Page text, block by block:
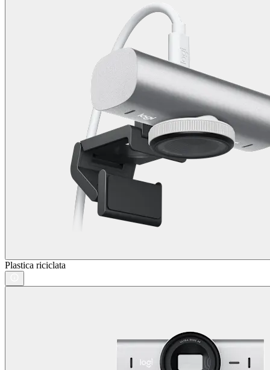
Plastica riciclata